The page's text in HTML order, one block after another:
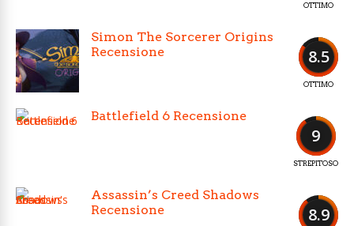
OTTIMO
8.5
OTTIMO
Simon The Sorcerer Origins
Recensione
9
STREPITOSO
Battlefield 6 Recensione
8.9
Assassin’s Creed Shadows
Recensione